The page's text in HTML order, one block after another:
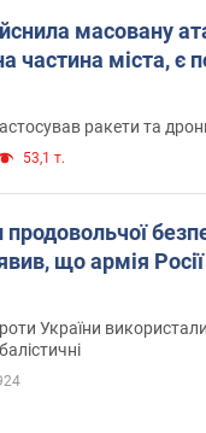
масовану
частина міста, є
ракети та
53,1 т.
що армія
України